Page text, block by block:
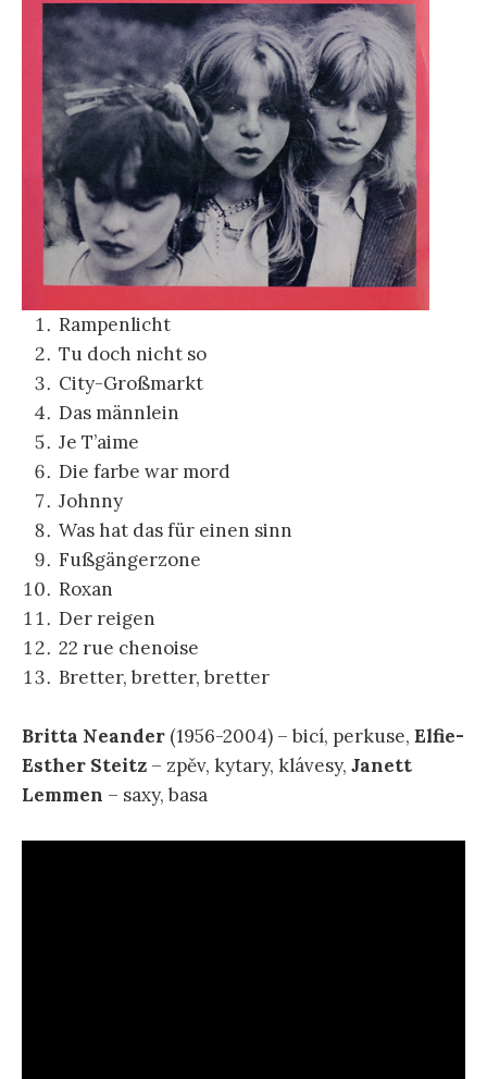
Rampenlicht
Tu doch nicht so
City-Großmarkt
Das männlein
Je T’aime
Die farbe war mord
Johnny
Was hat das für einen sinn
Fußgängerzone
Roxan
Der reigen
22 rue chenoise
Bretter, bretter, bretter
Britta Neander (1956-2004) – bicí, perkuse, Elfie-
Esther Steitz – zpěv, kytary, klávesy, Janett
Lemmen – saxy, basa